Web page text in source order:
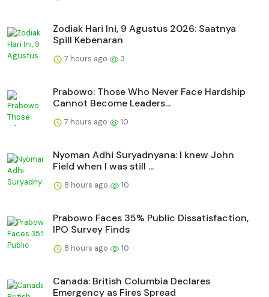
Zodiak Hari Ini, 9 Agustus 2026: Saatnya
Spill Kebenaran
7 hours ago 3
Prabowo: Those Who Never Face Hardship
Cannot Become Leaders...
7 hours ago 10
Nyoman Adhi Suryadnyana: I knew John
Field when I was still ...
8 hours ago 10
Prabowo Faces 35% Public Dissatisfaction,
IPO Survey Finds
8 hours ago 10
Canada: British Columbia Declares
Emergency as Fires Spread